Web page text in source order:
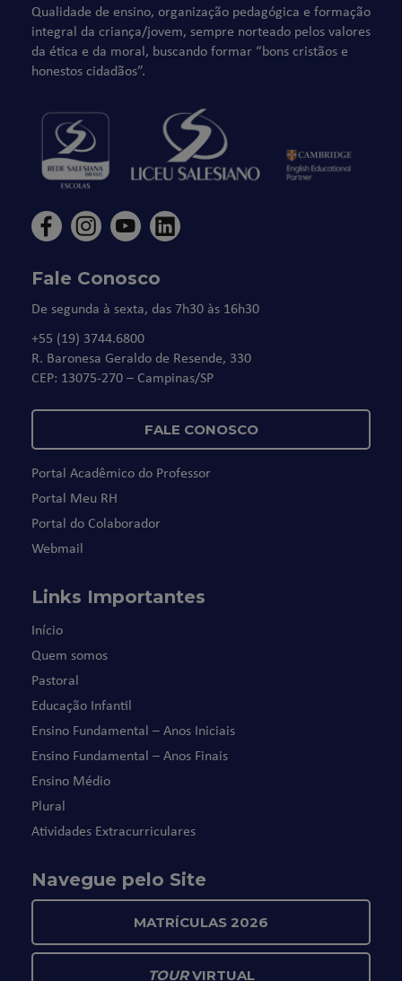
Qualidade de ensino, organização pedagógica e formação
integral da criança/jovem, sempre norteado pelos valores
da ética e da moral, buscando formar “bons cristãos e
honestos cidadãos”.
Fale Conosco
De segunda à sexta, das 7h30 às 16h30
+55 (19) 3744.6800
R. Baronesa Geraldo de Resende, 330
CEP: 13075-270 – Campinas/SP
FALE CONOSCO
Portal Acadêmico do Professor
Portal Meu RH
Portal do Colaborador
Webmail
Links Importantes
Início
Quem somos
Pastoral
Educação Infantil
Ensino Fundamental – Anos Iniciais
Ensino Fundamental – Anos Finais
Ensino Médio
Plural
Atividades Extracurriculares
Navegue pelo Site
MATRÍCULAS 2026
TOURVIRTUAL